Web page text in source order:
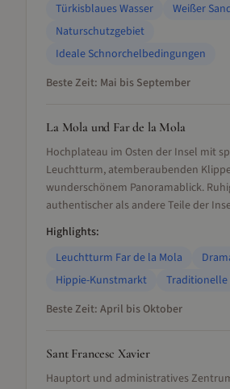
Türkisblaues Wasser
Weißer
Naturschutzgebiet
Ideale Schnorchelbedingungen
Beste Zeit: Mai bis September
La Mola und Far de la Mola
Hochplateau im Osten der Insel mit
Leuchtturm, atemberaubenden
wunderschönem Panoramablick.
authentischer als andere Teile der
Highlights:
Leuchtturm Far de la Mola
Hippie-Kunstmarkt
Traditionelle
Beste Zeit: April bis Oktober
Sant Francesc Xavier
Hauptort und administratives